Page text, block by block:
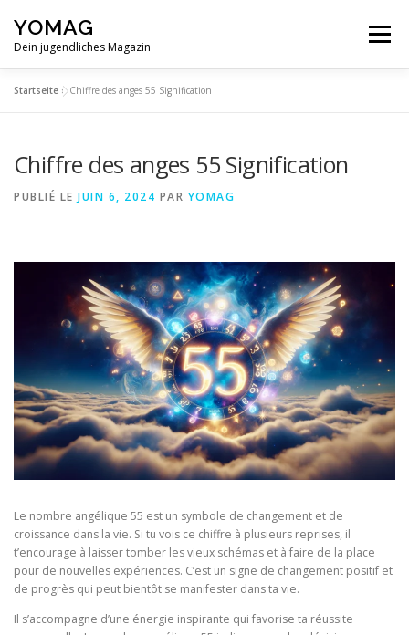
contenu
YOMAG
Dein jugendliches Magazin
Menu
Startseite »Chiffre des anges 55 Signification
Chiffre des anges 55 Signification
PUBLIÉ LE JUIN 6, 2024 PAR YOMAG
Le nombre angélique 55 est un symbole de changement et de
croissance dans la vie. Si tu vois ce chiffre à plusieurs reprises, il
t’encourage à laisser tomber les vieux schémas et à faire de la place
pour de nouvelles expériences. C’est un signe de changement positif et
de progrès qui peut bientôt se manifester dans ta vie.
Il s’accompagne d’une énergie inspirante qui favorise ta réussite